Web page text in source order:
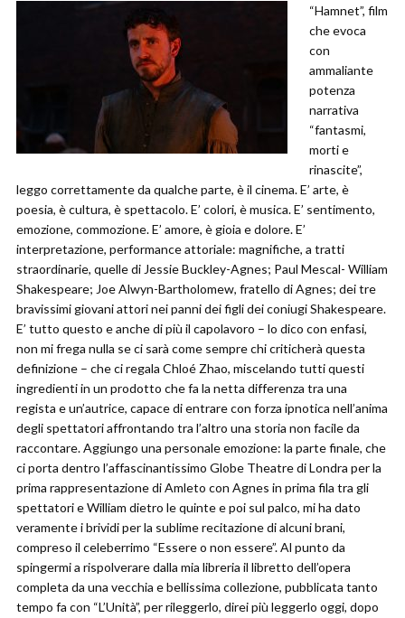
“Hamnet”, film
che evoca
con
ammaliante
potenza
narrativa
“fantasmi,
morti e
rinascite”,
leggo correttamente da qualche parte, è il cinema. E’ arte, è
poesia, è cultura, è spettacolo. E’ colori, è musica. E’ sentimento,
emozione, commozione. E’ amore, è gioia e dolore. E’
interpretazione, performance attoriale: magnifiche, a tratti
straordinarie, quelle di Jessie Buckley-Agnes; Paul Mescal- William
Shakespeare; Joe Alwyn-Bartholomew, fratello di Agnes; dei tre
bravissimi giovani attori nei panni dei figli dei coniugi Shakespeare.
E’ tutto questo e anche di più il capolavoro – lo dico con enfasi,
non mi frega nulla se ci sarà come sempre chi criticherà questa
definizione – che ci regala Chloé Zhao, miscelando tutti questi
ingredienti in un prodotto che fa la netta differenza tra una
regista e un’autrice, capace di entrare con forza ipnotica nell’anima
degli spettatori affrontando tra l’altro una storia non facile da
raccontare. Aggiungo una personale emozione: la parte finale, che
ci porta dentro l’affascinantissimo Globe Theatre di Londra per la
prima rappresentazione di Amleto con Agnes in prima fila tra gli
spettatori e William dietro le quinte e poi sul palco, mi ha dato
veramente i brividi per la sublime recitazione di alcuni brani,
compreso il celeberrimo “Essere o non essere”. Al punto da
spingermi a rispolverare dalla mia libreria il libretto dell’opera
completa da una vecchia e bellissima collezione, pubblicata tanto
tempo fa con “L’Unità”, per rileggerlo, direi più leggerlo oggi, dopo